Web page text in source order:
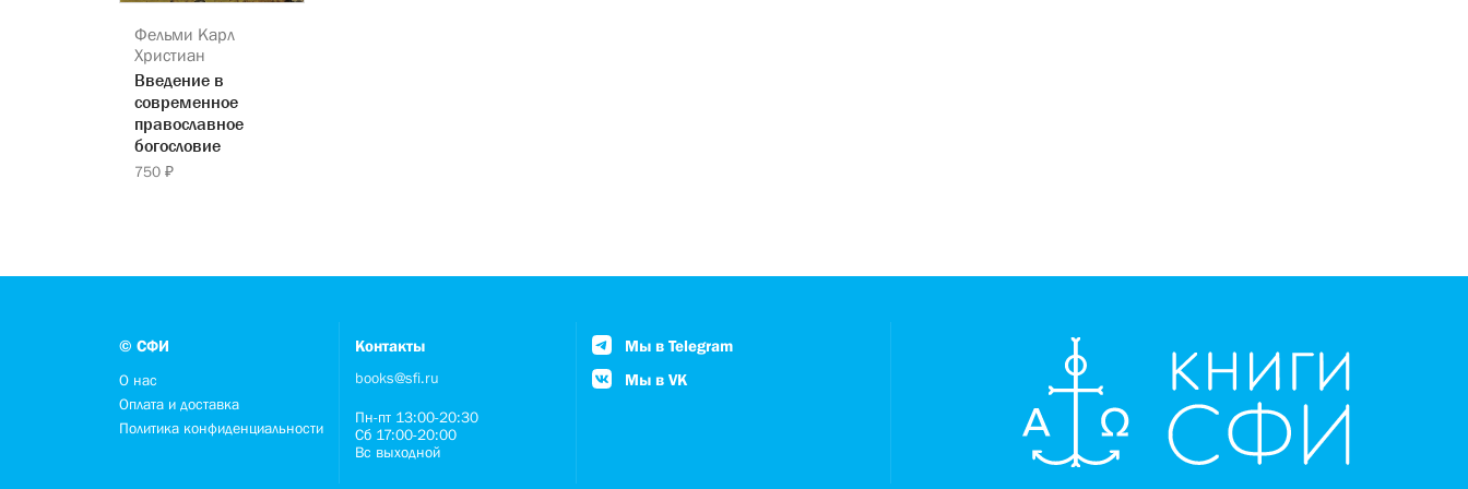
Фельми Карл
Христиан
Введение в
современное
православное
богословие
750 ₽
© СФИ
О нас
Оплата и доставка
Политика конфиденциальности
Контакты
books@sfi.ru
Пн-пт 13:00-20:30
Сб 17:00-20:00
Вс выходной
Мы в Telegram
Мы в VK